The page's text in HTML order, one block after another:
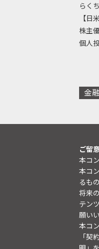
らく
【日
株主
個人
金
ご留
本コ
本コ
るも
将来
テン
願い
本コ
「